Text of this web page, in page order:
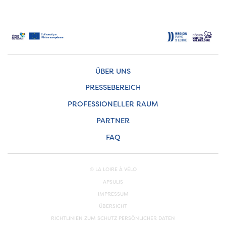
ÜBER UNS
PRESSEBEREICH
PROFESSIONELLER RAUM
PARTNER
FAQ
© LA LOIRE À VÉLO
APSULIS
IMPRESSUM
ÜBERSICHT
RICHTLINIEN ZUM SCHUTZ PERSÖNLICHER DATEN